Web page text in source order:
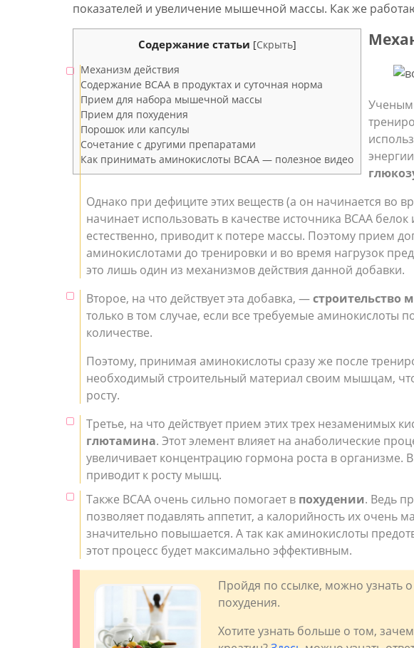
показателей и увеличение мышечной массы. Как же
Содержание статьи [Скрыть]
Механизм действия
Содержание BCAA в продуктах и суточная норма
Прием для набора мышечной массы
Прием для похудения
Порошок или капсулы
Сочетание с другими препаратами
Как принимать аминокислоты ВСАА — полезное видео
Однако при дефиците этих веществ (а он начинается во
начинает использовать в качестве источника BCAA
естественно, приводит к потере массы. Поэтому прием
аминокислотами до тренировки и во время нагрузок
это лишь один из механизмов действия данной добавки.
Второе, на что действует эта добавка, —строительство
только в том случае, если все требуемые аминокислоты
количестве.
Поэтому, принимая аминокислоты сразу же после
необходимый строительный материал своим мышцам,
росту.
Третье, на что действует прием этих трех незаменимых
глютамина. Этот элемент влияет на анаболические
увеличивает концентрацию гормона роста в организме.
приводит к росту мышц.
Также BCAA очень сильно помогает в похудении. Ведь
позволяет подавлять аппетит, а калорийность их очень
значительно повышается. А так как аминокислоты
этот процесс будет максимально эффективным.
Пройдя по ссылке, можно узнать о
похудения.
Хотите узнать больше о том,